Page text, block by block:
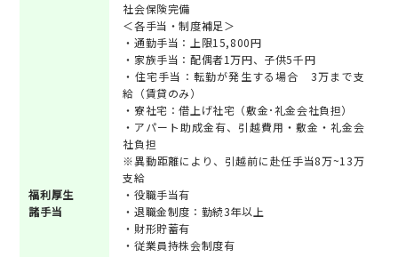
福利厚生
諸手当
社会保険完備
＜各手当・制度補足＞
・通勤手当：上限15,800円
・家族手当：配偶者1万円、子供5千円
・住宅手当：転勤が発生する場合 3万まで支
給（賃貸のみ）
・寮社宅：借上げ社宅（敷金･礼金会社負担）
・アパート助成金有、引越費用・敷金・礼金会
社負担
※異動距離により、引越前に赴任手当8万~13万
支給
・役職手当有
・退職金制度：勤続3年以上
・財形貯蓄有
・従業員持株会制度有